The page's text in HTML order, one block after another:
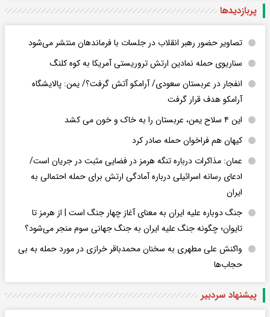
پربازدید‌ها
تصاویر حضور رهبر انقلاب در جلسات با فرماندهان منتشر می‌شود
سناریوی حمله نمادین ارتش تروریستی آمریکا به کوه کلنگ
انفجار در عربستان سعودی/ آرامکو آتش گرفت؟/ یمن: پالایشگاه
آرامکو هدف قرار گرفت
این ۴ سلاح یمن، عربستان را به خاک و خون می کشد
کیهان هم فراخوان حمله صادر کرد
عمان: مذاکرات درباره تنگه هرمز در فضایی مثبت در جریان است/
ادعای رسانه اسرائیلی درباره آمادگی ارتش برای حمله احتمالی به
ایران
جنگ دوباره علیه ایران به معنای آغاز چهار جنگ است | از هرمز تا
تایوان؛ چگونه جنگ علیه ایران به جنگ جهانی سوم منجر می‌شود؟
واکنش علی مطهری به سخنان محمدباقر خرازی در مورد حمله به بی
حجاب‌ها
پیشنهاد سردبیر